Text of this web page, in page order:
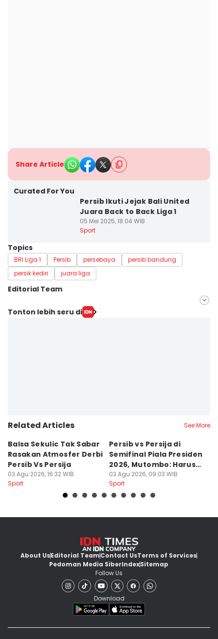
Share Article
Curated For You
Persib Ikuti Jejak Bali United
Juara Back to Back Liga 1
05 Mei 2025, 18:04 WIB
Sport
Topics
BRI Liga 1 Persib persebaya
persib bandung
persik kediri
juara liga
Editorial Team
Editor
Tonton lebih seru di
Related Articles See More
Balsa Sekulic Tak Sabar
Rasakan Atmosfer Derbi
Persib Vs Persija
03 Agu 2026, 16:32 WIB
Sport
Persib vs Persija di
Semifinal Piala Presiden
2026, Mutombo: Harus
Menang
03 Agu 2026, 09:03 WIB
Sport
About UsEditorial TeamContact UsTerms of Services
Pedoman Media SiberIndexSitemap
Follow Us
Download